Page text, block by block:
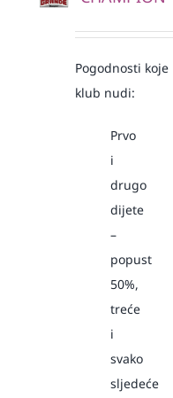
Pogodnosti koje
klub nudi:
Prvo
i
drugo
dijete
–
popust
50%,
treće
i
svako
sljedeće